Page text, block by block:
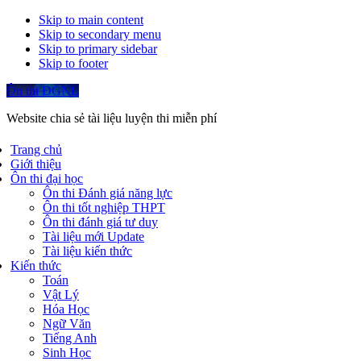
Skip to main content
Skip to secondary menu
Skip to primary sidebar
Skip to footer
Ôn thi ĐGNL
Website chia sẻ tài liệu luyện thi miễn phí
Trang chủ
Giới thiệu
Ôn thi đại học
Ôn thi Đánh giá năng lực
Ôn thi tốt nghiệp THPT
Ôn thi đánh giá tư duy
Tài liệu mới Update
Tài liệu kiến thức
Kiến thức
Toán
Vật Lý
Hóa Học
Ngữ Văn
Tiếng Anh
Sinh Học